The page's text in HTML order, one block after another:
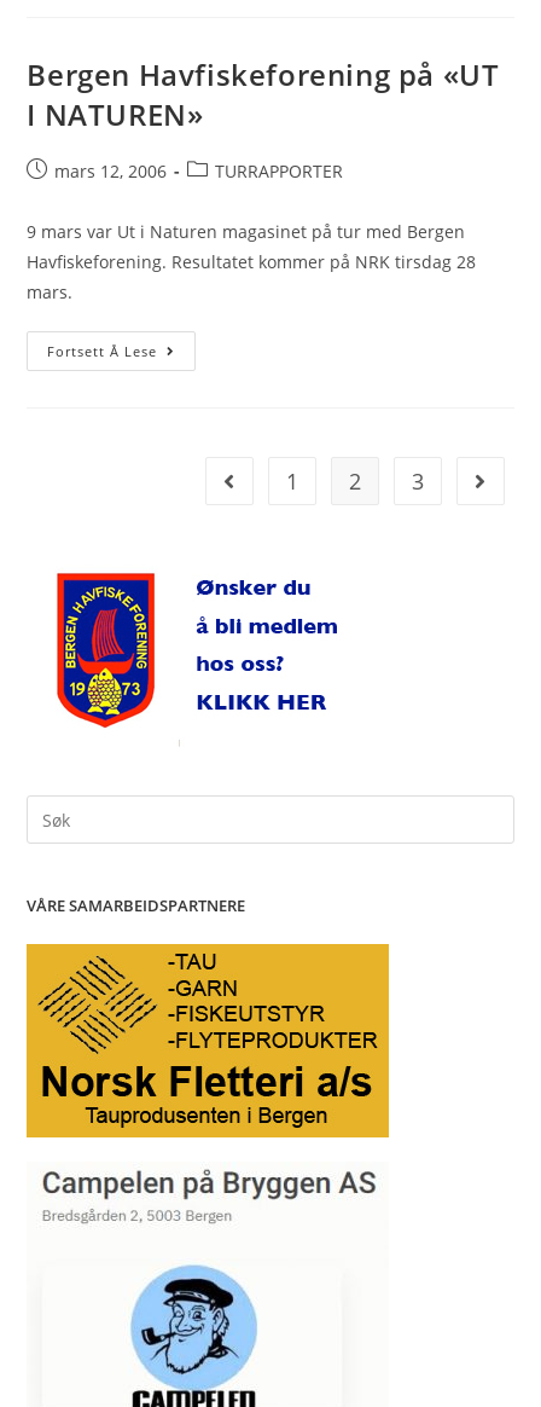
Bergen Havfiskeforening på «UT
I NATUREN»
Postmars 12, 2006
PostTURRAPPORTER
9 mars var Ut i Naturen magasinet på tur med Bergen
Havfiskeforening. Resultatet kommer på NRK tirsdag 28
mars.
Fortsett Å Lese
Havfiskeforening
NATUREN»
Go to the previous page
1 2 3 Go to
Search
for:
VÅRE SAMARBEIDSPARTNERE